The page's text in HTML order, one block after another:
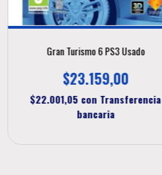
Gran Turismo 6 PS3 Usado
$23.159,00
$22.001,05 con Transferencia
bancaria